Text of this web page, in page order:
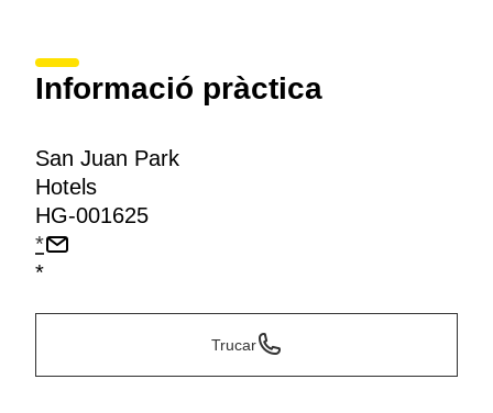
Informació pràctica
San Juan Park
Hotels
HG-001625
*
*
Trucar